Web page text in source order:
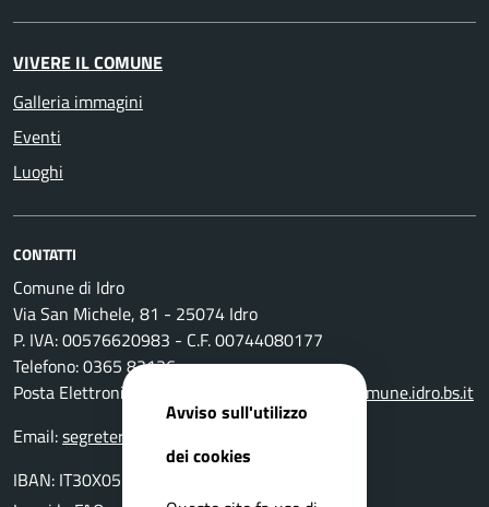
VIVERE IL COMUNE
Galleria immagini
Eventi
Luoghi
CONTATTI
Comune di Idro
Via San Michele, 81 - 25074 Idro
P. IVA: 00576620983 - C.F. 00744080177
Telefono: 0365 83136
Posta Elettronica Certificata:
protocollo@pec.comune.idro.bs.it
Email:segreteria@comune.idro.bs.it
IBAN: IT30X0511655390000000000500
Avviso sull'utilizzo
dei cookies